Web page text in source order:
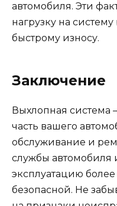
автомобиля. Эти
нагрузку на
быстрому износу.
Заключение
Выхлопная система
часть вашего
обслуживание и
службы автомобиля
эксплуатацию
безопасной. Не